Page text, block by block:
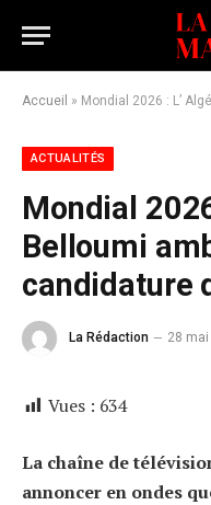
Accueil » Mondial 2026 : L’
ACTUALITÉS
Mondial
Belloumi
candidature
La Rédaction 28
Vues : 634
La chaîne de
annoncer en ondes